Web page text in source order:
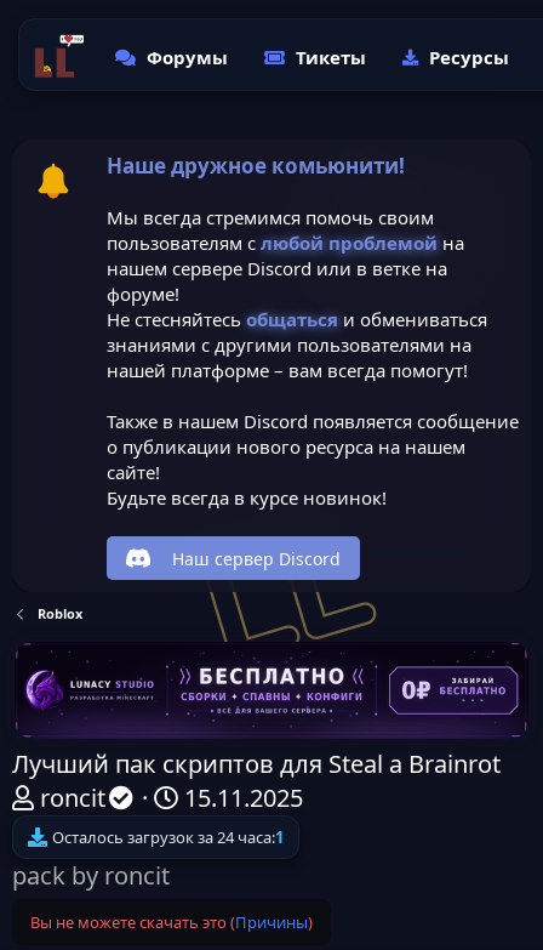
Форумы Тикеты Ресурсы
Наше дружное комьюнити!
Мы всегда стремимся помочь своим
пользователям с любой проблемойна
нашем сервере Discord или в ветке на
форуме!
Не стесняйтесь общатьсяи обмениваться
знаниями с другими пользователями на
нашей платформе – вам всегда помогут!
Также в нашем Discord появляется сообщение
о публикации нового ресурса на нашем
сайте!
Будьте всегда в курсе новинок!
Наш сервер Discord
Roblox
Лучший пак скриптов для Steal a Brainrot
А
в
т
р
roncit
Д
а
т
н
15.11.2025
Осталось загрузок за 24 часа:1
pack by roncit
Вы не можете скачать это (Причины)